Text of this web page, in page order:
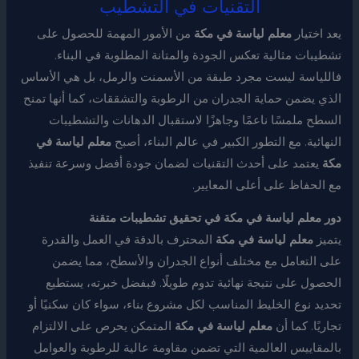
التقنيات في التشطيب
يعد اختيارمعلم لياسة في مكة من الأمور المهمة للحصول على
تشطيبات مثالية تعكس الجودة والمتانة المطلوبة في البناء.
فاللياسة ليست مجرد طبقة من الأسمنت والرمل، بل هي الأساس
الذي يضمن حماية الجدران من الرطوبة والتشققات، كما أنها تمنح
السطح ملمسًا ناعمًا وجاهزًا لاستقبال الدهانات والتشطيبات
النهائية. مع التطور الكبير في عالم البناء، أصبحمعلم لياسة في
مكة يعتمد على أحدث التقنيات لضمان جودة أفضل وسرعة تنفيذ
مع الحفاظ على أعلى المعايير.
دور معلم لياسة في مكة في تحقيق تشطيبات متقنة
يتميزمعلم لياسة في مكة المحترف بالدقة في العمل والقدرة
على التعامل مع مختلف أنواع الجدران والأسطح، مما يضمن
الحصول على نتيجة نهائية تدوم طويلًا. فبفضل خبرته، يستطيع
تحديد نوع الخليط المناسب لكل مشروع بناء، سواء كان سكنيًا أو
تجاريًا. كما أنمعلم لياسة في مكة المتمكن يحرص على الالتزام
بالمقاييس العالمية التي تضمن مقاومة عالية للرطوبة والعوامل